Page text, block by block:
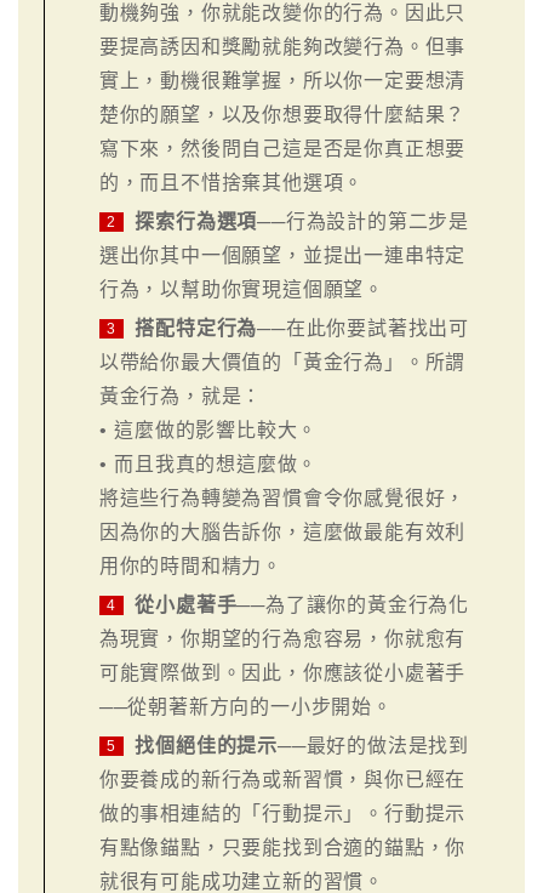
動機夠強，你就能改變你的行為。因此只
要提高誘因和獎勵就能夠改變行為。但事
實上，動機很難掌握，所以你一定要想清
楚你的願望，以及你想要取得什麼結果？
寫下來，然後問自己這是否是你真正想要
的，而且不惜捨棄其他選項。
2 探索行為選項──行為設計的第二步是
選出你其中一個願望，並提出一連串特定
行為，以幫助你實現這個願望。
3 搭配特定行為──在此你要試著找出可
以帶給你最大價值的「黃金行為」。所謂
黃金行為，就是：
• 這麼做的影響比較大。
• 而且我真的想這麼做。
將這些行為轉變為習慣會令你感覺很好，
因為你的大腦告訴你，這麼做最能有效利
用你的時間和精力。
4 從小處著手──為了讓你的黃金行為化
為現實，你期望的行為愈容易，你就愈有
可能實際做到。因此，你應該從小處著手
──從朝著新方向的一小步開始。
5 找個絕佳的提示──最好的做法是找到
你要養成的新行為或新習慣，與你已經在
做的事相連結的「行動提示」。行動提示
有點像錨點，只要能找到合適的錨點，你
就很有可能成功建立新的習慣。